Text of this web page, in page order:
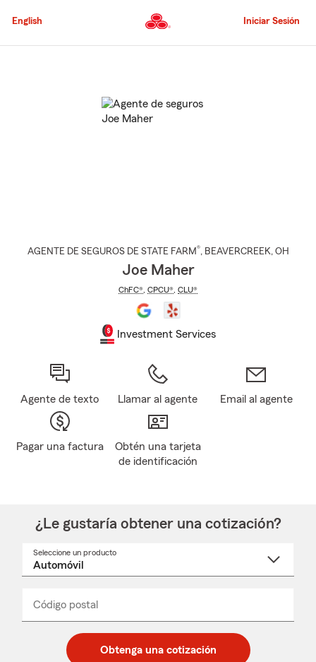
al
principal
English Iniciar Sesión
AGENTE DE SEGUROS DE STATE FARM®, BEAVERCREEK, OH
Joe Maher
ChFC® CPCU® CLU®
Investment Services
Agente de texto Llamar al agente Email al agente
Pagar una factura
Obtén una tarjeta
de identificación
¿Le gustaría obtener una cotización?
Seleccione un producto
desplegable
Código postal
de
de
_____
Obtenga una cotización